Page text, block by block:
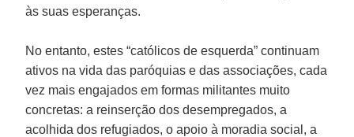
às suas esperanças.
No entanto, estes “católicos de esquerda” continuam
ativos na vida das paróquias e das associações, cada
vez mais engajados em formas militantes muito
concretas: a reinserção dos desempregados, a
acolhida dos refugiados, o apoio à moradia social, a